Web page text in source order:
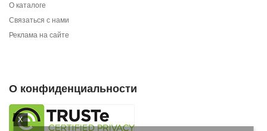
X
О каталоге
Связаться с нами
Реклама на сайте
О конфиденциальности